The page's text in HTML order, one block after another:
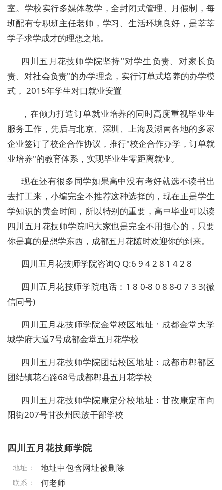
室。学校实行多媒体教学，全封闭式管理、月假制，每
班配有专职班主任老师，学习、生活环境良好，是莘莘
学子求学成才的理想之地。
四川五月花技师学院坚持"对学生负责、对家长负
责、对社会负责"的办学理念，实行订单式培养的办学模
式， 2015年学生对口就业安置
，在倾力打造订单就业培养的同时高度重视毕业生
服务工作，先后与北京、深圳、上海及湖南各地的多家
企业签订了校企合作协议，推行"校企合作办学，订单就
业培养"的教育体系，实现毕业生零距离就业。
现在还有很多同学如果高中没有考好就选不读书出
去打工来，小编完全不推荐这种选择的，现在正是学生
学知识的黄金时间，所以特别的重要，高中毕业可以读
四川五月花技师学院吗大家也是完全不用担心的，只要
你是真的是想学东西，成都五月花随时欢迎你的到来。
四川五月花技师学院咨询Q Q:6 9 4 2 8 1 4 2 8
四川五月花技师学院电话：1 8 0-8 0 8 8-0 7 3 3(微
信同号)
四川五月花技师学院金堂校区地址：成都金堂大学
城学府大道7号成都金堂五月花学校
四川五月花技师学院团结校区地址：成都市郫都区
团结镇花石路68号成都郫县五月花学校
四川五月花技师学院康定分校地址：甘孜康定市向
阳街207号甘孜州民族干部学校
四川五月花技师学院
地址： 地址中包含网址被删除
联系： 何老师